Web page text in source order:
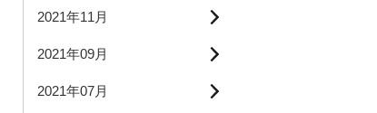
2021年11月
2021年09月
2021年07月